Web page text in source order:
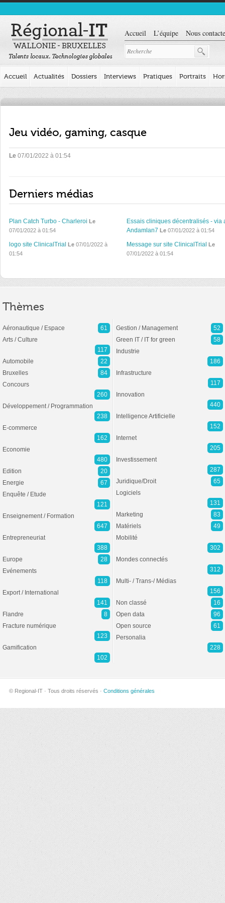
Accueil L’équipe Nous
Accueil Actualités Dossiers Interviews Pratiques Portraits
Jeu vidéo, gaming, casque
Le 07/01/2022 à 01:54
Derniers médias
Plan Catch Turbo - Charleroi Le
07/01/2022 à 01:54
Essais cliniques décentralisés - via
Andamlan7 Le07/01/2022 à 01:54
logo site ClinicalTrial Le 07/01/2022 à
01:54
Message sur site ClinicalTrial Le
07/01/2022 à 01:54
Thèmes
Aéronautique / Espace
61
Arts / Culture
117
Automobile
22
Bruxelles
84
Concours
260
Développement / Programmation
238
E-commerce
162
Economie
480
Edition
20
Energie
67
Enquête / Etude
121
Enseignement / Formation
647
Entrepreneuriat
388
Europe
28
Evénements
118
Export / International
141
Flandre
8
Fracture numérique
123
Gamification
102
Gestion / Management
52
Green IT / IT for green
58
Industrie
186
Infrastructure
117
Innovation
440
Intelligence Artificielle
152
Internet
205
Investissement
287
Juridique/Droit
65
Logiciels
131
Marketing
83
Matériels
49
Mobilité
302
Mondes connectés
312
Multi- / Trans-/ Médias
156
Non classé
16
Open data
96
Open source
61
Personalia
228
© Regional-IT · Tous droits réservés · Conditions générales